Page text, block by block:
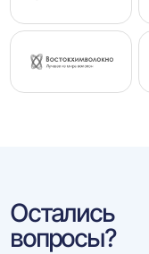
Остались
вопросы?